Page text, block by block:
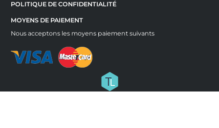
POLITIQUE DE CONFIDENTIALITÉ
MOYENS DE PAIEMENT
Nous acceptons les moyens paiement suivants